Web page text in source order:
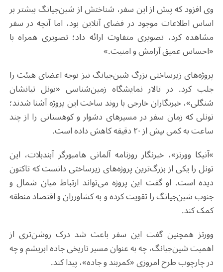
وی افزود که پیش از این سفر، شناختش از شین‌جیانگ بیشتر بر
اساس اطلاعات موجود در فضای آنلاین بود، اما آنچه در سفر
مشاهده کرد، تصویری متفاوت ارائه داد؛ تصویری همراه با
«احساس عمیق آرامش و امنیت.»
پروژه‌های زیرساختی بزرگ شین‌جیانگ نیز توجه اعضای هیئت را
جلب کرد. در تالار نمایشگاه زمین‌شناسی «تونل تیانشان
شنگلی»، خبرنگاران خارجی با روند ساخت این پروژه آشنا شدند؛
تونلی که زمان سفر در مسیرهای دشوار و کوهستانی را از چند
ساعت به کمی بیش از ۲۰ دقیقه کاهش داده است
.
«آنیکا وورتز»، خبرنگار روزنامه آلمانی هامبورگر آبندبلات، این
تونل را یکی از بزرگ‌ترین پروژه‌های زیرساختی دانست که تاکنون
دیده است. او گفت این پروژه می‌تواند ارتباط میان شمال و
جنوب شین‌جیانگ را تقویت کرده و به کشاورزان و اقتصاد منطقه
کمک کند.
وورتز همچنین گفت این سفر باعث شد درک روشن‌تری از
اهمیت شین‌جیانگ، چه به عنوان مسیر تاریخی جاده ابریشم و چه
در چارچوب طرح امروزی «کمربند و جاده»، پیدا کند.